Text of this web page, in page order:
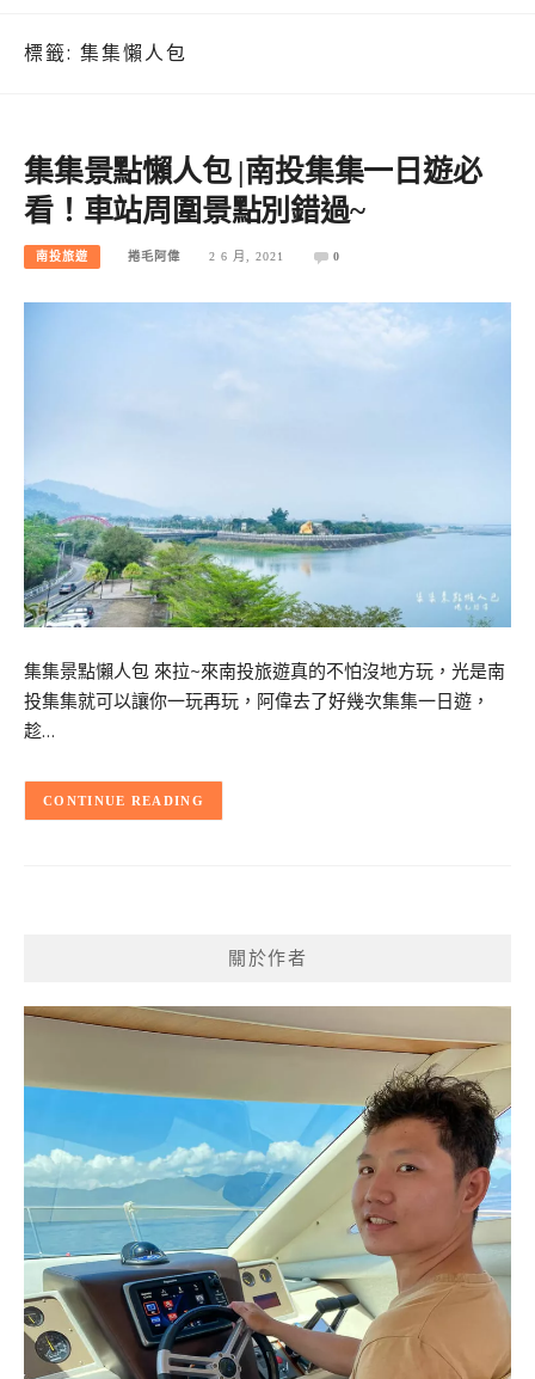
標籤: 集集懶人包
集集景點懶人包 |南投集集一日遊必
看！車站周圍景點別錯過~
南投旅遊 捲毛阿偉 2 6 月, 2021 0
集集景點懶人包 來拉~來南投旅遊真的不怕沒地方玩，光是南
投集集就可以讓你一玩再玩，阿偉去了好幾次集集一日遊，
趁…
CONTINUE READING
關於作者